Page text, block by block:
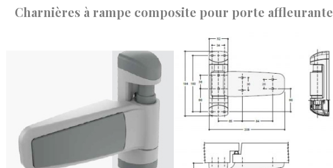
Charnières à rampe composite pour porte affleurante